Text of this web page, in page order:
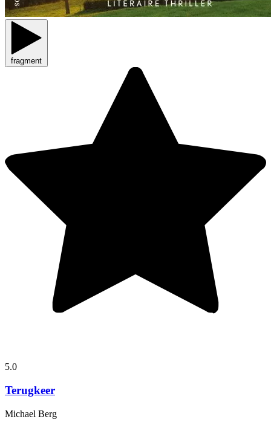
fragment
5.0
Terugkeer
Michael Berg